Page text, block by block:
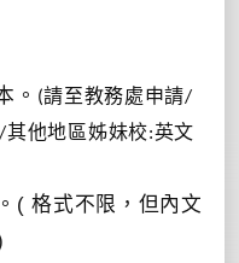
。 (請至教務處申請/
/其他地區姊妹校:英文
( 格式不限，但內文